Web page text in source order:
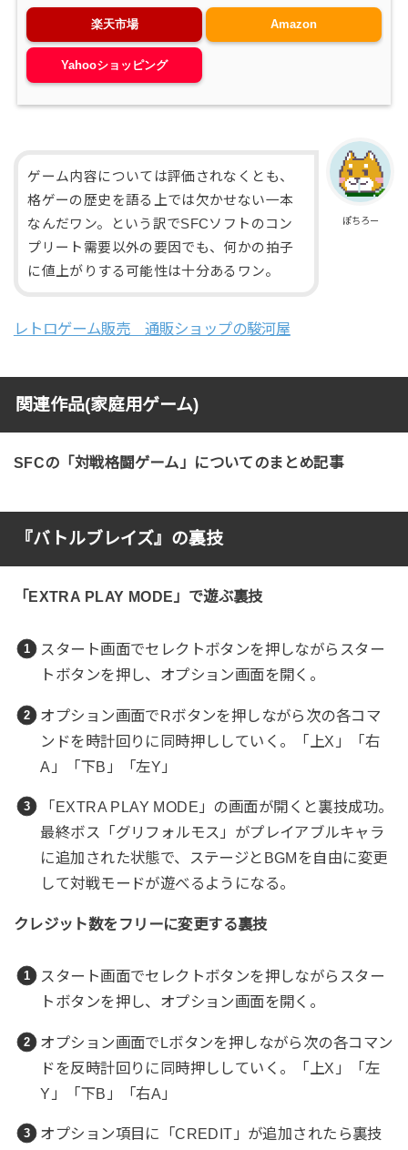
楽天市場 Amazon
Yahooショッピング
ぽちろー
ゲーム内容については評価されなくとも、
格ゲーの歴史を語る上では欠かせない一本
なんだワン。という訳でSFCソフトのコン
プリート需要以外の要因でも、何かの拍子
に値上がりする可能性は十分あるワン。
レトロゲーム販売 通販ショップの駿河屋
関連作品(家庭用ゲーム)
SFCの「対戦格闘ゲーム」についてのまとめ記事
『バトルブレイズ』の裏技
「EXTRA PLAY MODE」で遊ぶ裏技
スタート画面でセレクトボタンを押しながらスター
トボタンを押し、オプション画面を開く。
オプション画面でRボタンを押しながら次の各コマ
ンドを時計回りに同時押ししていく。「上X」「右
A」「下B」「左Y」
「EXTRA PLAY MODE」の画面が開くと裏技成功。
最終ボス「グリフォルモス」がプレイアブルキャラ
に追加された状態で、ステージとBGMを自由に変更
して対戦モードが遊べるようになる。
クレジット数をフリーに変更する裏技
スタート画面でセレクトボタンを押しながらスター
トボタンを押し、オプション画面を開く。
オプション画面でLボタンを押しながら次の各コマン
ドを反時計回りに同時押ししていく。「上X」「左
Y」「下B」「右A」
オプション項目に「CREDIT」が追加されたら裏技